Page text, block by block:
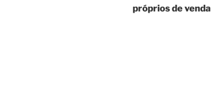
Post
próprios de venda